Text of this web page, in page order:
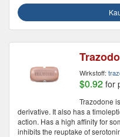
Wirkstoff:
$0.92 for
Trazodone
derivative. It also has a
action. Has a high affinity for
inhibits the reuptake of